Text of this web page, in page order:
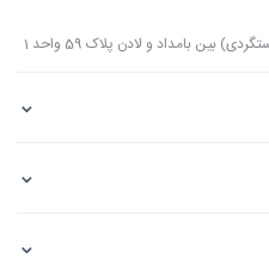
بین بامداد و لادن پلاک 59 واحد 1
⌄
⌄
⌄